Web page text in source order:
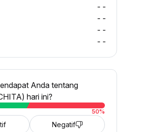
--
--
--
--
Anda tentang
hari ini?
50%
Negatif